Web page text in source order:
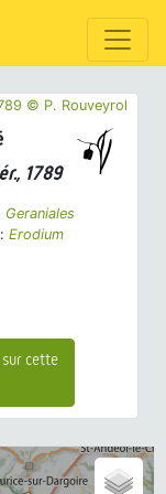
1789
Geraniales
Erodium
cette